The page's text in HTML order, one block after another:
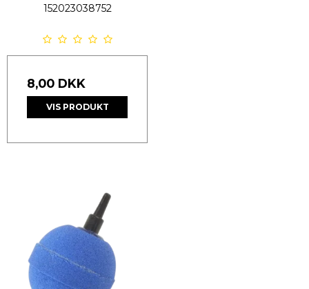
152023038752
8,00 DKK
VIS PRODUKT